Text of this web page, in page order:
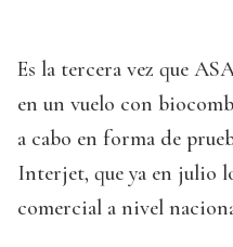
Es la tercera vez que
en un vuelo con
a cabo en forma de
Interjet, que ya en julio
comercial a nivel